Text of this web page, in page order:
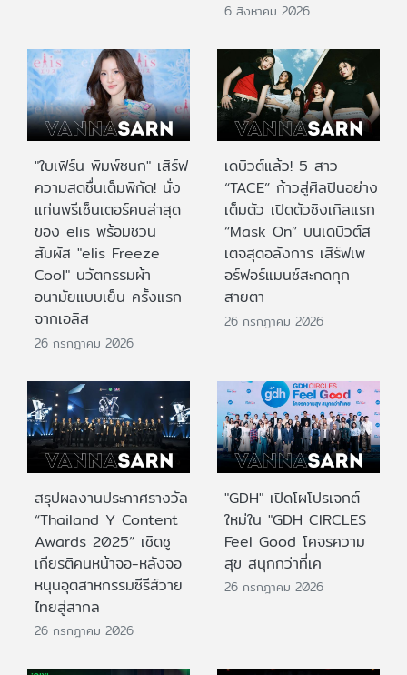
6 สิงหาคม 2026
"ใบเฟิร์น พิมพ์ชนก" เสิร์ฟ
ความสดชื่นเต็มพิกัด! นั่ง
แท่นพรีเซ็นเตอร์คนล่าสุด
ของ elis พร้อมชวน
สัมผัส "elis Freeze
Cool" นวัตกรรมผ้า
อนามัยแบบเย็น ครั้งแรก
จากเอลิส
26 กรกฎาคม 2026
เดบิวต์แล้ว! 5 สาว
“TACE” ก้าวสู่ศิลปินอย่าง
เต็มตัว เปิดตัวซิงเกิลแรก
“Mask On” บนเดบิวต์ส
เตจสุดอลังการ เสิร์ฟเพ
อร์ฟอร์แมนซ์สะกดทุก
สายตา
26 กรกฎาคม 2026
สรุปผลงานประกาศรางวัล
“Thailand Y Content
Awards 2025” เชิดชู
เกียรติคนหน้าจอ-หลังจอ
หนุนอุตสาหกรรมซีรีส์วาย
ไทยสู่สากล
26 กรกฎาคม 2026
"GDH" เปิดโผโปรเจกต์
ใหม่ใน "GDH CIRCLES
Feel Good โคจรความ
สุข สนุกกว่าที่เค
26 กรกฎาคม 2026